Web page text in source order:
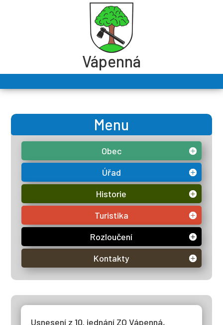
Vápenná
Menu
Obec
Úřad
Historie
Turistika
Rozloučení
Kontakty
Usnesení z 10. jednání ZO Vápenná,